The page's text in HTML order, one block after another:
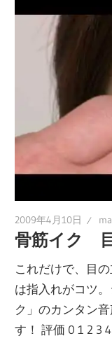
2009年4月10日
骨筋イク
これだけで、目
は指入れがコツ
ク」のカンタン
す！ 評価 0 1 2 3